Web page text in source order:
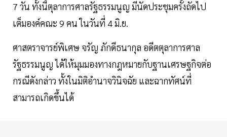
7 วัน ทั้งนี้ตุลาการศาลรัฐธรรมนูญ มีนัดประชุมครั้งถัดไป
เต็มองค์คณะ 9 คน ในวันที่ 4 มิ.ย.
ศาสตราจารย์พิเศษ จรัญ ภักดีธนากุล อดีตตุลาการศาล
รัฐธรรมนูญ ได้ให้มุมมองทางกฎหมายกับฐานเศรษฐกิจต่อ
กรณีดังกล่าว ทั้งในมิติอำนาจวินิจฉัย และฉากทัศน์ที่
สามารถเกิดขึ้นได้